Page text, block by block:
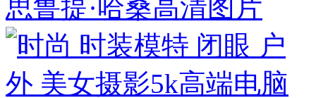
思鲁提·哈桑高清图片